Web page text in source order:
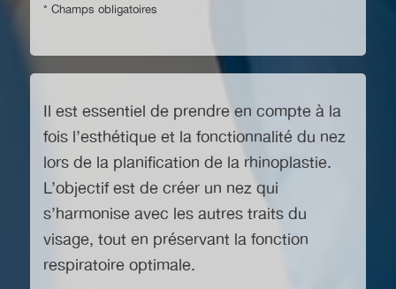
* Champs obligatoires
Il est essentiel de prendre en compte à la
fois l’esthétique et la fonctionnalité du nez
lors de la planification de la rhinoplastie.
L’objectif est de créer un nez qui
s’harmonise avec les autres traits du
visage, tout en préservant la fonction
respiratoire optimale.